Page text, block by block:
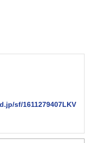
sf/1611279407LKV